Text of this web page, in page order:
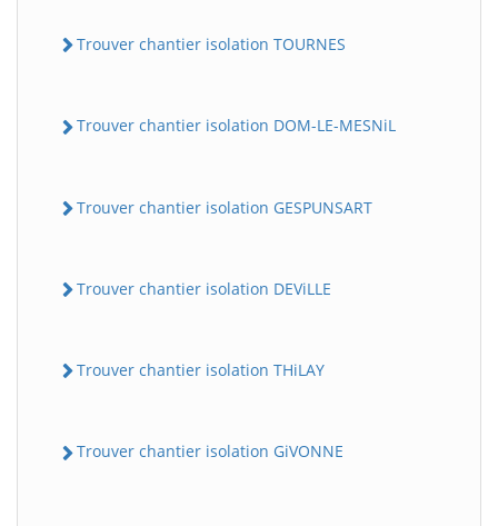
Trouver chantier isolation TOURNES
Trouver chantier isolation DOM-LE-MESNiL
Trouver chantier isolation GESPUNSART
Trouver chantier isolation DEViLLE
Trouver chantier isolation THiLAY
Trouver chantier isolation GiVONNE